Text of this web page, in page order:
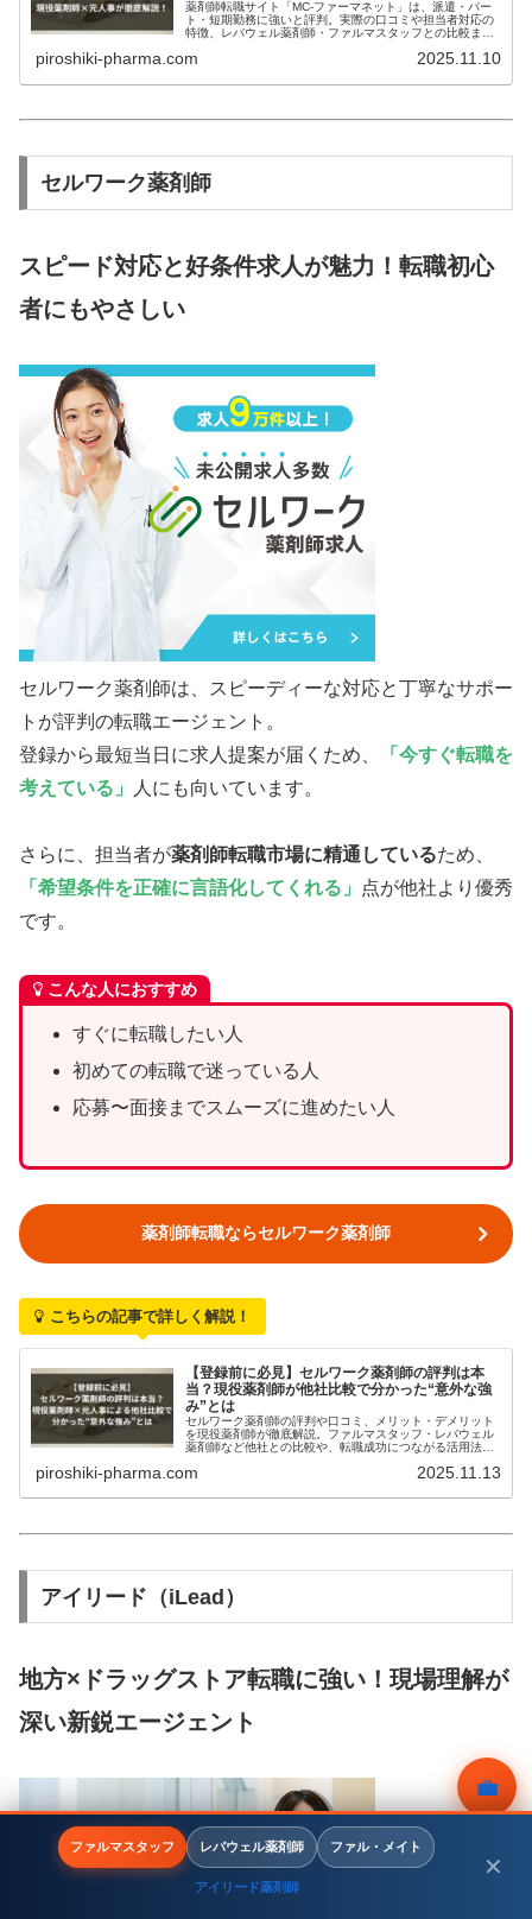
薬剤師転職サイト「MC-ファーマネット」は、派遣・パー
ト・短期勤務に強いと評判。実際の口コミや担当者対応の
特徴、レバウェル薬剤師・ファルマスタッフとの比較まで
piroshiki-pharma.com 2025.11.10
セルワーク薬剤師
スピード対応と好条件求人が魅力！転職初心
者にもやさしい
セルワーク薬剤師は、スピーディーな対応と丁寧なサポー
トが評判の転職エージェント。
登録から最短当日に求人提案が届くため、
「今すぐ転職を
考えている」
人にも向いています。
さらに、担当者が薬剤師転職市場に精通しているため、
「希望条件を正確に言語化してくれる」
点が他社より優秀
です。
こんな人におすすめ
すぐに転職したい人
初めての転職で迷っている人
応募〜面接までスムーズに進めたい人
薬剤師転職ならセルワーク薬剤師
こちらの記事で詳しく解説！
【登録前に必見】セルワーク薬剤師の評判は本
当？現役薬剤師が他社比較で分かった“意外な強
み”とは
セルワーク薬剤師の評判や口コミ、メリット・デメリット
を現役薬剤師が徹底解説。ファルマスタッフ・レバウェル
薬剤師など他社との比較や、転職成功につながる活用法も
piroshiki-pharma.com 2025.11.13
アイリード（iLead）
地方×ドラッグストア転職に強い！現場理解が
深い新鋭エージェント
ファルマスタッフ レバウェル薬剤師 ファル・メイト
アイリード薬剤師
✕
💼